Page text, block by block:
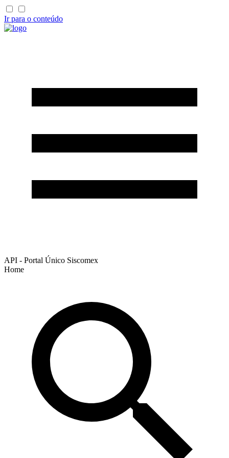
Ir para o conteúdo
API - Portal Único Siscomex
Home